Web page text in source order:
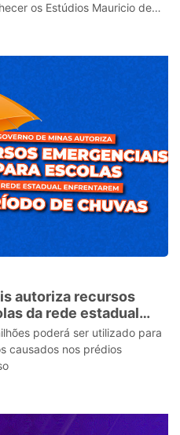
os Estúdios Mauricio de
autoriza recursos
da rede estadual
chuvaspoderá ser utilizado para
causados nos prédios